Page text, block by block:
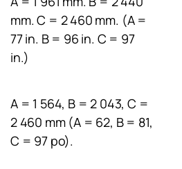
mm. C = 2 460 mm. (A =
77 in. B = 96 in. C = 97
in.)
A = 1 564, B = 2 043, C =
2 460 mm (A = 62, B = 81,
C = 97 po).